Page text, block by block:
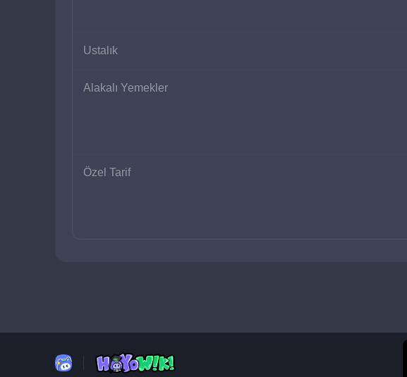
Ustalık
Alakalı Yemekler
Özel Tarif